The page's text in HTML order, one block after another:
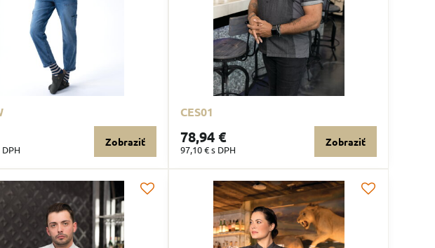
DPH
Zobraziť
CES01
78,94 €
97,10 €s DPH
Zobraziť